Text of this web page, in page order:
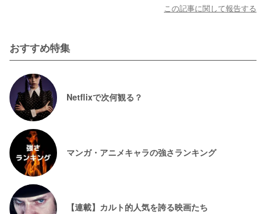
この記事に関して報告する
おすすめ特集
Netflixで次何観る？
マンガ・アニメキャラの強さランキング
【連載】カルト的人気を誇る映画たち